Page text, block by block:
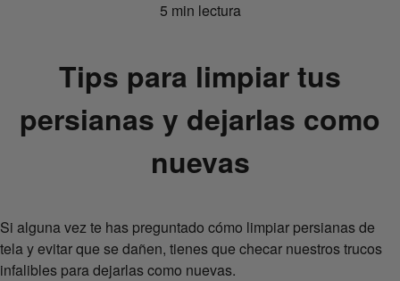
5 min lectura
Tips para limpiar tus
persianas y dejarlas como
nuevas
Si alguna vez te has preguntado cómo limpiar persianas de
tela y evitar que se dañen, tienes que checar nuestros trucos
infalibles para dejarlas como nuevas.